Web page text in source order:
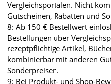
Vergleichsportalen. Nicht
Gutscheinen, Rabatten und
8: Ab 150 € Bestellwert
Bestellungen über
rezeptpflichtige Artikel,
kombinierbar mit anderen
Sonderpreisen.
9: Bei Produkt- und Shop-